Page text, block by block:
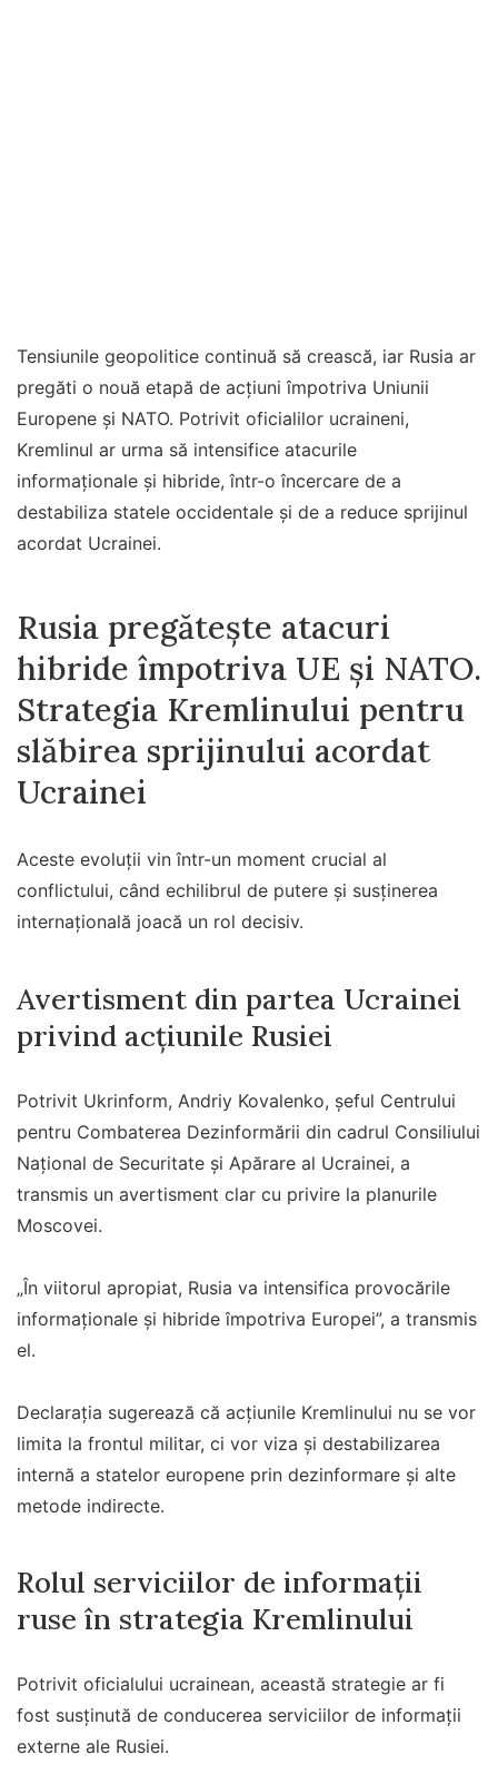
Tensiunile geopolitice continuă să crească, iar Rusia ar
pregăti o nouă etapă de acțiuni împotriva Uniunii
Europene și NATO. Potrivit oficialilor ucraineni,
Kremlinul ar urma să intensifice atacurile
informaționale și hibride, într-o încercare de a
destabiliza statele occidentale și de a reduce sprijinul
acordat Ucrainei.
Rusia pregătește atacuri
hibride împotriva UE și NATO.
Strategia Kremlinului pentru
slăbirea sprijinului acordat
Ucrainei
Aceste evoluții vin într-un moment crucial al
conflictului, când echilibrul de putere și susținerea
internațională joacă un rol decisiv.
Avertisment din partea Ucrainei
privind acțiunile Rusiei
Potrivit Ukrinform, Andriy Kovalenko, șeful Centrului
pentru Combaterea Dezinformării din cadrul Consiliului
Național de Securitate și Apărare al Ucrainei, a
transmis un avertisment clar cu privire la planurile
Moscovei.
„În viitorul apropiat, Rusia va intensifica provocările
informaționale și hibride împotriva Europei”, a transmis
el.
Declarația sugerează că acțiunile Kremlinului nu se vor
limita la frontul militar, ci vor viza și destabilizarea
internă a statelor europene prin dezinformare și alte
metode indirecte.
Rolul serviciilor de informații
ruse în strategia Kremlinului
Potrivit oficialului ucrainean, această strategie ar fi
fost susținută de conducerea serviciilor de informații
externe ale Rusiei.